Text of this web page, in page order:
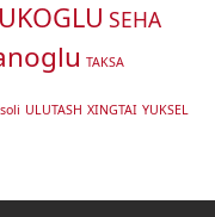
SEHA
TAKSA
ULUTASH XINGTAI YUKSEL